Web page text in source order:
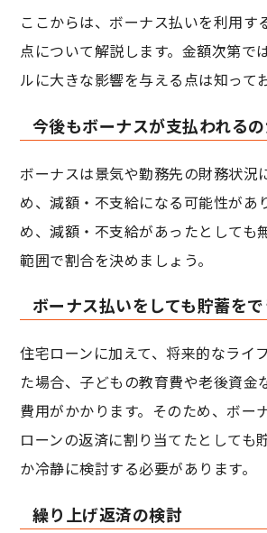
ここからは、ボーナス払いを利用す
点について解説します。金額次第で
ルに大きな影響を与える点は知って
今後もボーナスが支払われる
ボーナスは景気や勤務先の財務状況
め、減額・不支給になる可能性があ
め、減額・不支給があったとしても
範囲で割合を決めましょう。
ボーナス払いをしても貯蓄を
住宅ローンに加えて、将来的なライ
た場合、子どもの教育費や老後資金
費用がかかります。そのため、ボー
ローンの返済に割り当てたとしても
か冷静に検討する必要があります。
繰り上げ返済の検討